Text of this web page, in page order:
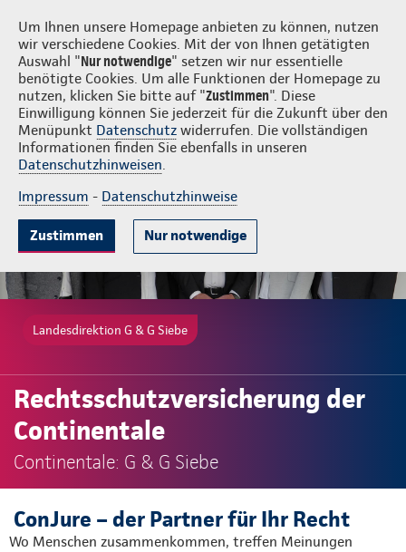
Um Ihnen unsere Homepage anbieten zu können, nutzen
wir verschiedene Cookies. Mit der von Ihnen getätigten
Auswahl "Nur notwendige" setzen wir nur essentielle
benötigte Cookies. Um alle Funktionen der Homepage zu
nutzen, klicken Sie bitte auf "Zustimmen". Diese
Einwilligung können Sie jederzeit für die Zukunft über den
Menüpunkt Datenschutz widerrufen. Die vollständigen
Informationen finden Sie ebenfalls in unseren
Datenschutzhinweisen.
Impressum - Datenschutzhinweise
Zustimmen Nur notwendige
G & G Siebe Login
Gute Gründe Tarife & Leistungen Wissenswertes Beratung &
Landesdirektion G & G Siebe
Rechtsschutzversicherung der
Continentale
Continentale: G & G Siebe
ConJure – der Partner für Ihr Recht
Wo Menschen zusammenkommen, treffen Meinungen